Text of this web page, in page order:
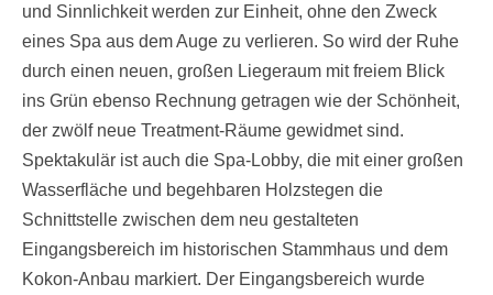
und Sinnlichkeit werden zur Einheit, ohne den Zweck
eines Spa aus dem Auge zu verlieren. So wird der Ruhe
durch einen neuen, großen Liegeraum mit freiem Blick
ins Grün ebenso Rechnung getragen wie der Schönheit,
der zwölf neue Treatment-Räume gewidmet sind.
Spektakulär ist auch die Spa-Lobby, die mit einer großen
Wasserfläche und begehbaren Holzstegen die
Schnittstelle zwischen dem neu gestalteten
Eingangsbereich im historischen Stammhaus und dem
Kokon-Anbau markiert. Der Eingangsbereich wurde